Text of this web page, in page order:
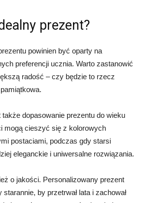
prezent?
powinien być oparty na
preferencji ucznia. Warto zastanowić
radość – czy będzie to rzecz
także dopasowanie prezentu do wieku
mogą cieszyć się z kolorowych
postaciami, podczas gdy starsi
eleganckie i uniwersalne rozwiązania.
o jakości. Personalizowany prezent
by przetrwał lata i zachował